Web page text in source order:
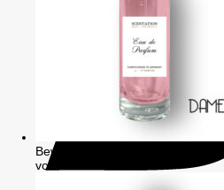
Bewertet mit
von kr70